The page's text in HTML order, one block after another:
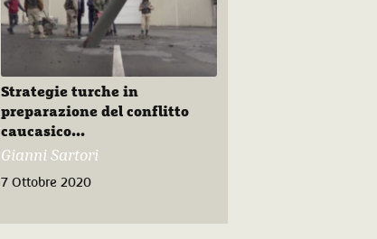
Strategie turche in
preparazione del conflitto
caucasico...
Gianni Sartori
7 Ottobre 2020